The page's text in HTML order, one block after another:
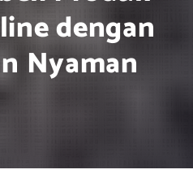
dengan
Nyaman